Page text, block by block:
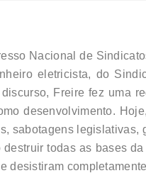
Nacional de
eletricista, do
Freire fez uma
desenvolvimento.
sabotagens legislativas,
todas as bases